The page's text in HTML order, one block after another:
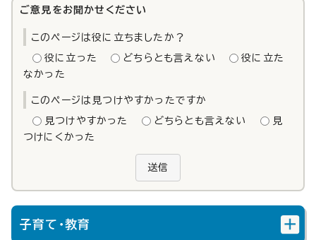
ご意見をお聞かせください
このページは役に立ちましたか？
役に立った どちらとも言えない
役に立た
なかった
このページは見つけやすかったですか
見つけやすかった どちらとも言えない
見
つけにくかった
送信
子育て・教育